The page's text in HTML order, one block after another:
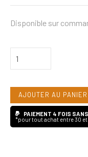
Disponible sur
quantité
de
YH-
5000SE
AJOUTER AU PANIER
PAIEMENT 4 FOIS
*pour tout achat entre 30